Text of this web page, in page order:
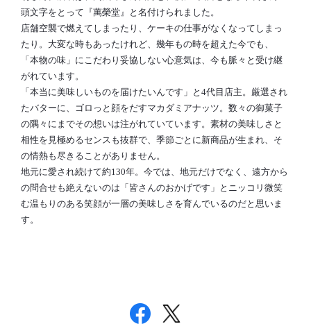
頭文字をとって『萬榮堂』と名付けられました。
店舗空襲で燃えてしまったり、ケーキの仕事がなくなってしまっ
たり。大変な時もあったけれど、幾年もの時を超えた今でも、
「本物の味」にこだわり妥協しない心意気は、今も脈々と受け継
がれています。
「本当に美味しいものを届けたいんです」と4代目店主。厳選され
たバターに、ゴロっと顔をだすマカダミアナッツ。数々の御菓子
の隅々にまでその想いは注がれていています。素材の美味しさと
相性を見極めるセンスも抜群で、季節ごとに新商品が生まれ、そ
の情熱も尽きることがありません。
地元に愛され続けて約130年。今では、地元だけでなく、遠方から
の問合せも絶えないのは「皆さんのおかげです」とニッコリ微笑
む温もりのある笑顔が一層の美味しさを育んでいるのだと思いま
す。